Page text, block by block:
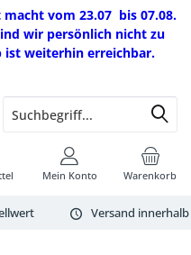
macht vom 23.07 bis 07.08.
wir persönlich nicht zu
ist weiterhin erreichbar.
Versand
Warenkorb
Mein Konto